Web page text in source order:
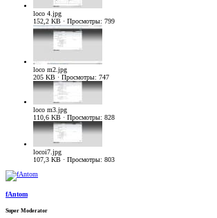
loco 4.jpg
152,2 KB · Просмотры: 799
loco m2.jpg
205 KB · Просмотры: 747
loco m3.jpg
110,6 KB · Просмотры: 828
locoi7.jpg
107,3 KB · Просмотры: 803
fAntom
Super Moderator